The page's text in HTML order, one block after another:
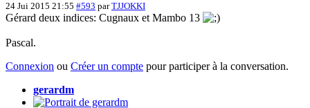
24 Jui 2015 21:55 #593 parTJJOKKI
Gérard deux indices: Cugnaux et Mambo 13
Pascal.
Connexion ou Créer un compte pour participer à la conversation.
gerardm